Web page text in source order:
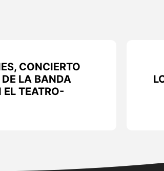
CONCIERTO
LA BANDA
TEATRO-